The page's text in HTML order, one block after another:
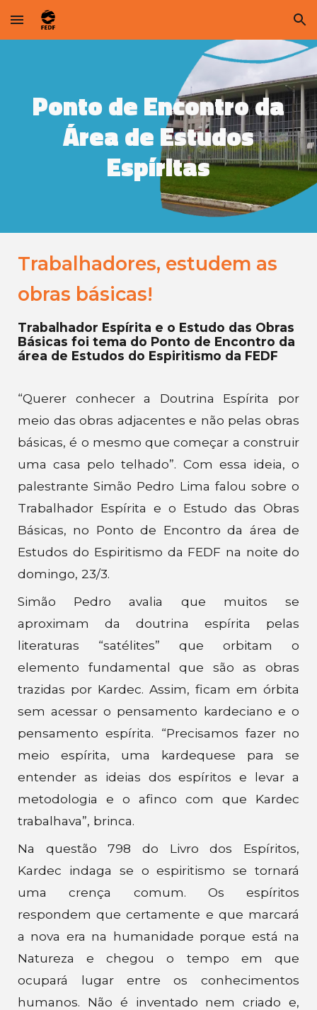
Skip to main content Skip to navigation
Ponto de Encontro da
Área de Estudos
Espíritas
Trabalhadores, estudem as
obras básicas!
Trabalhador Espírita e o Estudo das Obras
Básicas foi tema do Ponto de Encontro da
área de Estudos do Espiritismo da FEDF
“Querer conhecer a Doutrina Espírita por
meio das obras adjacentes e não pelas obras
básicas, é o mesmo que começar a construir
uma casa pelo telhado”. Com essa ideia, o
palestrante Simão Pedro Lima falou sobre o
Trabalhador Espírita e o Estudo das Obras
Básicas, no Ponto de Encontro da área de
Estudos do Espiritismo da FEDF na noite do
domingo, 23/3.
Simão Pedro avalia que muitos se
aproximam da doutrina espírita pelas
literaturas “satélites” que orbitam o
elemento fundamental que são as obras
trazidas por Kardec. Assim, ficam em órbita
sem acessar o pensamento kardeciano e o
pensamento espírita. “Precisamos fazer no
meio espírita, uma kardequese para se
entender as ideias dos espíritos e levar a
metodologia e o afinco com que Kardec
trabalhava”, brinca.
Na questão 798 do Livro dos Espíritos,
Kardec indaga se o espiritismo se tornará
uma crença comum. Os espíritos
respondem que certamente e que marcará
a nova era na humanidade porque está na
Natureza e chegou o tempo em que
ocupará lugar entre os conhecimentos
humanos. Não é inventado nem criado e,